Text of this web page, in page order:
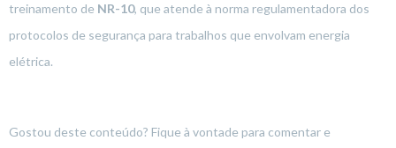
treinamento de NR-10, que atende à norma regulamentadora dos
protocolos de segurança para trabalhos que envolvam energia
elétrica.
Gostou deste conteúdo? Fique à vontade para comentar e